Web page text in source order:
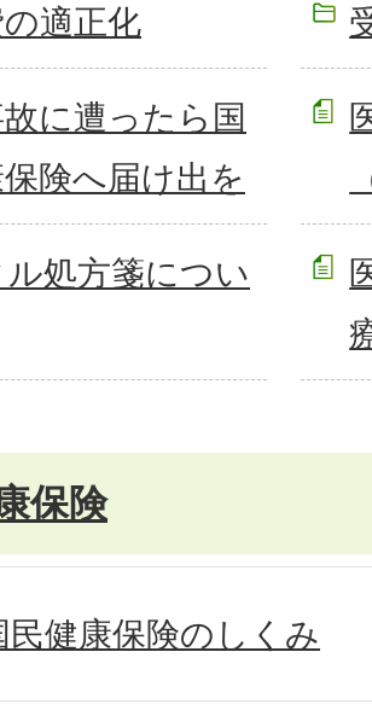
適正化
に遭ったら国
険へ届け出を
ル処方箋につい
保険
民健康保険のしくみ